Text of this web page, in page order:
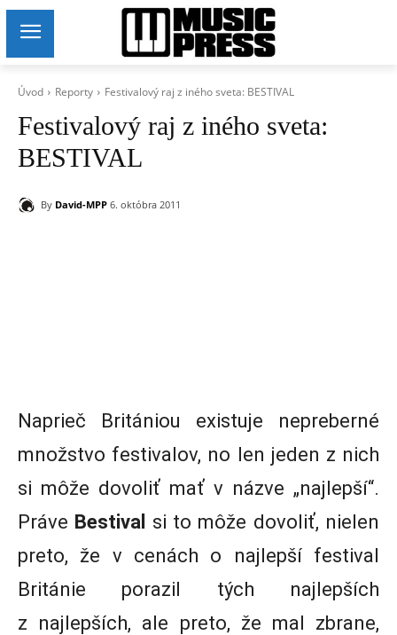
Úvod Reporty Festivalový raj z iného sveta: BESTIVAL
Festivalový raj z iného sveta:
BESTIVAL
By David-MPP 6. októbra 2011
Naprieč Britániou existuje nepreberné
množstvo festivalov, no len jeden z nich
si môže dovoliť mať v názve „najlepší“.
Práve Bestival si to môže dovoliť, nielen
preto, že v cenách o najlepší festival
Británie porazil tých najlepších
z najlepších, ale preto, že mal zbrane,